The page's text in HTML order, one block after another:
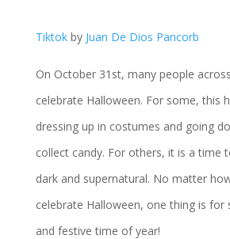
Tiktok by Juan De Dios Pancorb
On October 31st, many people
celebrate Halloween. For some, this
dressing up in costumes and going
collect candy. For others, it is a time
dark and supernatural. No matter
celebrate Halloween, one thing is for
and festive time of year!